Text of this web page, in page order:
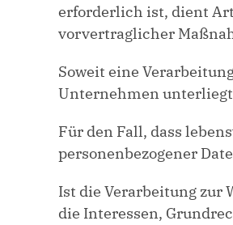
erforderlich ist, dient
vorvertraglicher
Soweit eine
Unternehmen
Für den Fall, dass
personenbezogener
Ist die Verarbeitung zur
die Interessen,